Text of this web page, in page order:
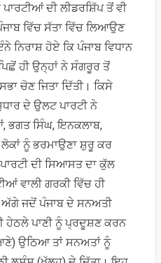
ਦੀ ਲੀਡਰਸ਼ਿੱਪ ਤੋਂ ਵੀ
ਵਿੱਚ ਸੱਤਾ ਵਿੱਚ ਲਿਆਉਣ
ਹੋਏ ਕਿ ਪੰਜਾਬ ਵਿਧਾਨ
ਹੀ ਉਨ੍ਹਾਂ ਨੇ ਸੰਗਰੂਰ ਤੋਂ
ਚੋਣ ਜਿਤਾ ਦਿੱਤੀ। ਕਿਸੇ
ਦੇ ਉਲਟ ਪਾਰਟੀ ਨੇ
ਭਗਤ ਸਿੰਘ, ਇਨਕਲਾਬ,
ਨੂੰ ਭਰਮਾਉਣਾ ਸ਼ੁਰੂ ਕਰ
ਦੀ ਸਿਆਸਤ ਦਾ ਕੁੱਲ
ਵਾਲੀ ਗਰਕੀ ਵਿੱਚ ਹੀ
ਜਦੋਂ ਪੰਜਾਬ ਦੇ ਸਨਅਤੀ
ਹੇਠਲੇ ਪਾਣੀ ਨੂੰ ਪ੍ਰਦੂਸ਼ਣ ਕਰਨ
ਉਠਿਆ ਤਾਂ ਸਨਅਤਾਂ ਨੂੰ